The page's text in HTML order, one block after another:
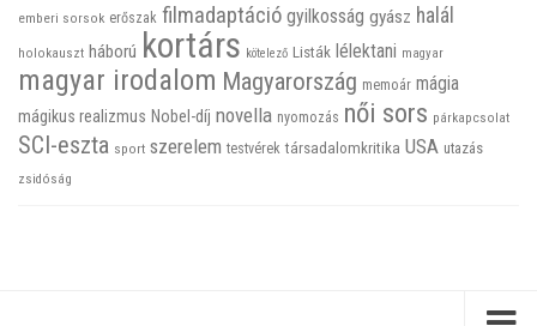
emberi sorsok erőszak filmadaptáció gyilkosság gyász halál
holokauszt háború kortárs kötelező Listák lélektani magyar
magyar irodalom Magyarország memoár mágia
mágikus realizmus Nobel-díj novella nyomozás női sors párkapcsolat
SCI-eszta sport szerelem testvérek társadalomkritika USA utazás
zsidóság